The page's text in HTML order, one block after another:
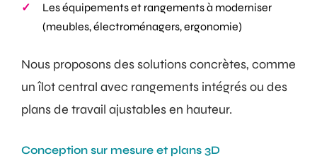
Les équipements et rangements à moderniser
(meubles, électroménagers, ergonomie)
Nous proposons des solutions concrètes, comme
un îlot central avec rangements intégrés ou des
plans de travail ajustables en hauteur.
Conception sur mesure et plans 3D